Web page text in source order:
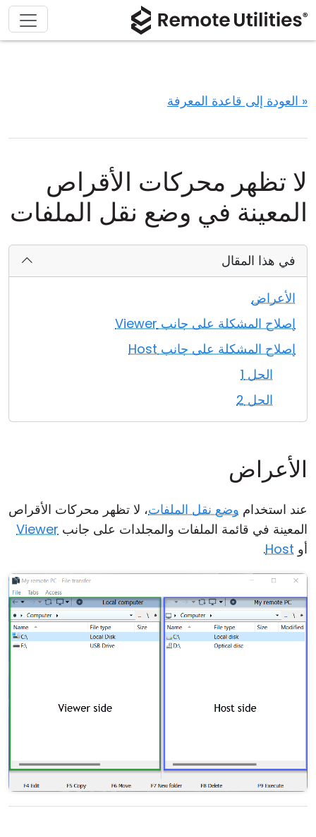
« العودة إلى قاعدة المعرفة
لا تظهر محركات الأقراص
المعينة في وضع نقل الملفات
في هذا المقال
الأعراض
إصلاح المشكلة على جانب Viewer
إصلاح المشكلة على جانب Host
الحل 1
الحل 2
الأعراض
عند استخدام وضع نقل الملفات، لا تظهر محركات الأقراص
المعينة في قائمة الملفات والمجلدات على جانب Viewer
أو Host
.